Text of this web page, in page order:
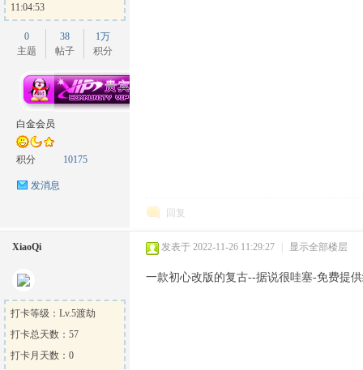
11:04:53
0
主题
38
帖子
1万
积分
白金会员
积分 10175
发消息
回复
XiaoQi
打卡等级：Lv.5渡劫
打卡总天数：57
打卡月天数：0
发表于 2022-11-26 11:29:27 显示全部楼层
一款初心改版的复古--据说很哇塞-免费提